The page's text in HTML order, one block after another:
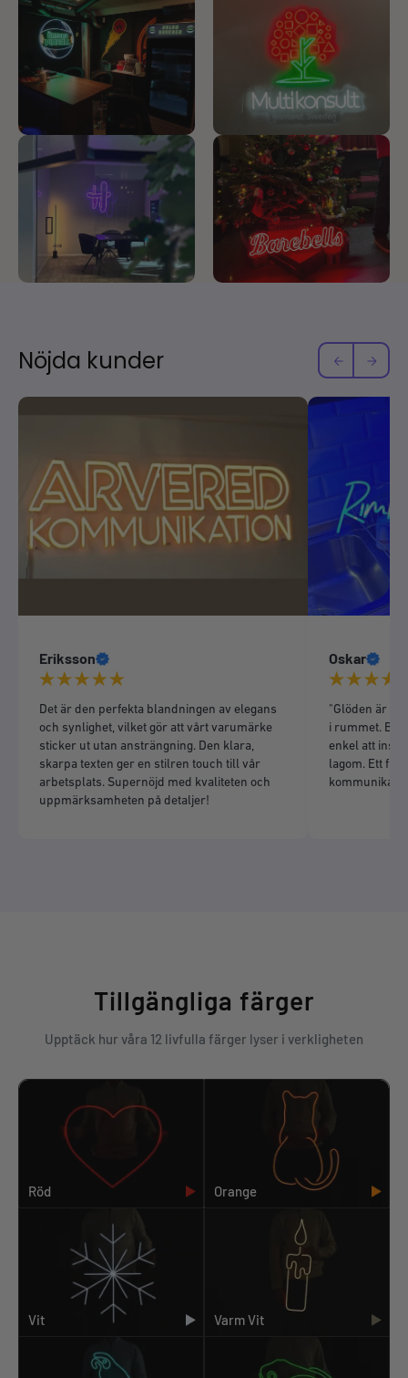
Nöjda kunder
Eriksson
Det är den perfekta blandningen av elegans
och synlighet, vilket gör att vårt varumärke
sticker ut utan ansträngning. Den klara,
skarpa texten ger en stilren touch till vår
arbetsplats. Supernöjd med kvaliteten och
uppmärksamheten på detaljer!
Oskar
"Glöden är
i rummet. Bra
enkel att
lagom. Ett
Tillgängliga färger
Upptäck hur våra 12 livfulla färger lyser i verkligheten
Röd Orange
Vit Varm Vit